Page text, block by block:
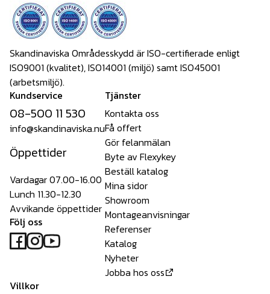
Skandinaviska Områdesskydd är ISO-certifierade enligt
ISO9001 (kvalitet), ISO14001 (miljö) samt ISO45001
(arbetsmiljö).
Kundservice
08-500 11 530
info@skandinaviska.nu
Öppettider
Vardagar 07.00-16.00
Lunch 11.30-12.30
Avvikande öppettider
Följ oss
Tjänster
Kontakta oss
Få offert
Gör felanmälan
Byte av Flexykey
Beställ katalog
Mina sidor
Showroom
Montageanvisningar
Referenser
Katalog
Nyheter
Jobba hos oss
Villkor